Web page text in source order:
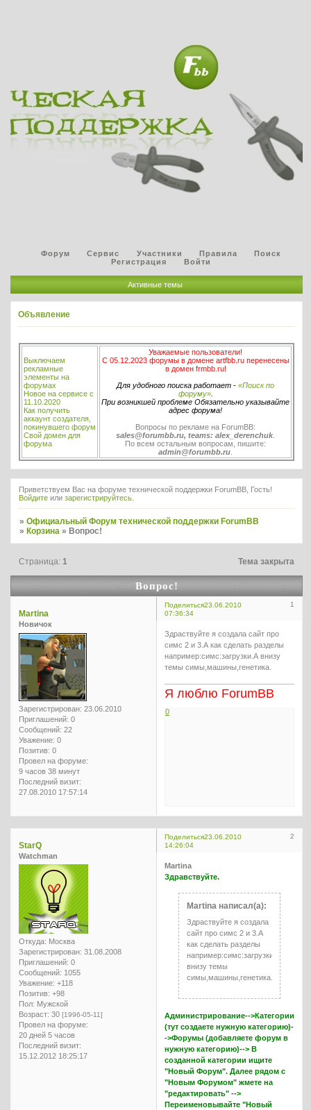
Форум Сервис Участники Правила
Поиск
Регистрация
Войти
Активные темы
Объявление
Выключаем
рекламные
элементы на
форумах
Новое на сервисе с
11.10.2020
Как получить
аккаунт создателя,
покинувшего форум
Свой домен для
форума
Уважаемые пользователи!
С 05.12.2023 форумы в домене artfbb.ru перенесены
в домен frmbb.ru!
Для удобного поиска работает - «Поиск по
форуму».
При возникшей проблеме Обязательно указывайте
адрес форума!
Вопросы по рекламе на ForumBB:
sales@forumbb.ru, teams: alex_derenchuk
По всем остальным вопросам, пишите:
admin@forumbb.ru
Приветствуем Вас на форуме технической поддержки ForumBB, Гость!
Войдите или зарегистрируйтесь
»Официальный Форум технической поддержки ForumBB
»Корзина »Вопрос!
Вопрос!
Страница:1 Тема закрыта
Поделиться 1
23.06.2010
07:36:34
Martina
Новичок
Зарегистрирован: 23.06.2010
Приглашений: 0
Сообщений: 22
Уважение: 0
Позитив: 0
Провел на форуме:
9 часов 38 минут
Последний визит:
27.08.2010 17:57:14
Здраствуйте я создала сайт про
симс 2 и 3.А как сделать разделы
например:симс:загрузки.А внизу
темы симы,машины,генетика.
Я люблю ForumBB
0
Поделиться 2
23.06.2010
14:26:04
StarQ
Watchman
Откуда: Москва
Зарегистрирован: 31.08.2008
Приглашений: 0
Сообщений: 1055
Уважение: +118
Позитив: +98
Пол: Мужской
Возраст: 30 [1996-05-11]
Провел на форуме:
20 дней 5 часов
Последний визит:
15.12.2012 18:25:17
Martina
Здравствуйте.
Martina написал(а):
Здраствуйте я создала
сайт про симс 2 и 3.А
как сделать разделы
например:симс:загрузки.А
внизу темы
симы,машины,генетика.
Администрирование-->Категории
(тут создаете нужную категорию)-
->Форумы (добавляете форум в
нужную категорию)--> В
созданной категории ищите
"Новый Форум". Далее рядом с
"Новым Форумом" жмете на
"редактировать" -->
Переименовывайте "Новый